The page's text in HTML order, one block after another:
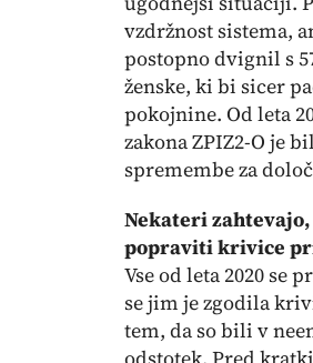
vzdržnost sistema,
postopno dvignil s
ženske, ki bi sicer
pokojnine. Od leta
zakona ZPIZ2-O je
spremembe za
Nekateri
popraviti krivice
Vse od leta 2020 se
se jim je zgodila
tem, da so bili v